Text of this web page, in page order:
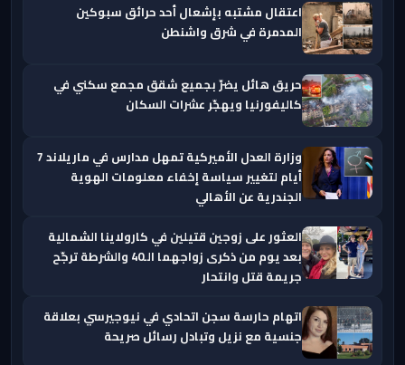
اعتقال مشتبه بإشعال أحد حرائق سبوكين
المدمرة في شرق واشنطن
حريق هائل يضرّ بجميع شقق مجمع سكني في
كاليفورنيا ويهجّر عشرات السكان
وزارة العدل الأميركية تمهل مدارس في ماريلاند 7
أيام لتغيير سياسة إخفاء معلومات الهوية
الجندرية عن الأهالي
العثور على زوجين قتيلين في كارولاينا الشمالية
بعد يوم من ذكرى زواجهما الـ40 والشرطة ترجّح
جريمة قتل وانتحار
اتهام حارسة سجن اتحادي في نيوجيرسي بعلاقة
جنسية مع نزيل وتبادل رسائل صريحة